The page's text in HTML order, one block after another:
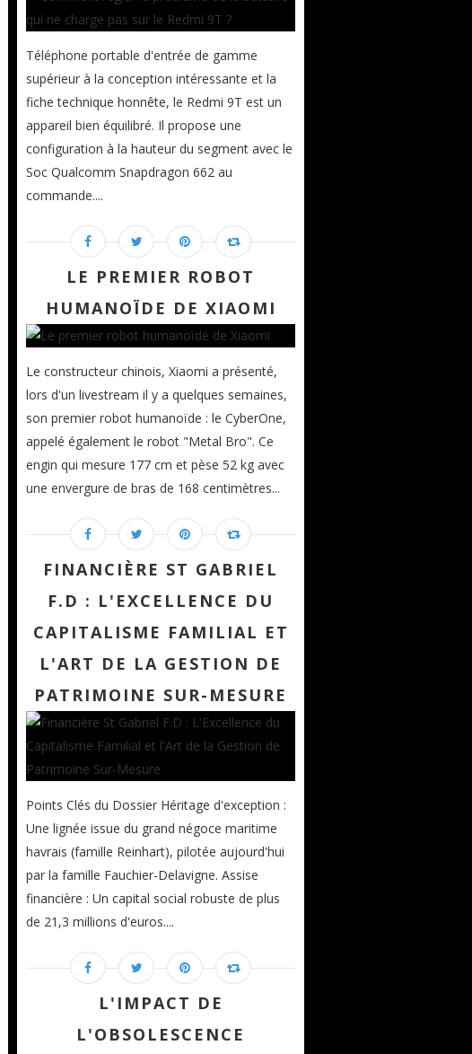
Téléphone portable d'entrée de gamme
supérieur à la conception intéressante et la
fiche technique honnête, le Redmi 9T est un
appareil bien équilibré. Il propose une
configuration à la hauteur du segment avec le
Soc Qualcomm Snapdragon 662 au
commande....
LE PREMIER ROBOT
HUMANOÏDE DE XIAOMI
Le constructeur chinois, Xiaomi a présenté,
lors d'un livestream il y a quelques semaines,
son premier robot humanoïde : le CyberOne,
appelé également le robot "Metal Bro". Ce
engin qui mesure 177 cm et pèse 52 kg avec
une envergure de bras de 168 centimètres...
FINANCIÈRE ST GABRIEL
F.D : L'EXCELLENCE DU
CAPITALISME FAMILIAL ET
L'ART DE LA GESTION DE
PATRIMOINE SUR-MESURE
Points Clés du Dossier Héritage d'exception :
Une lignée issue du grand négoce maritime
havrais (famille Reinhart), pilotée aujourd'hui
par la famille Fauchier-Delavigne. Assise
financière : Un capital social robuste de plus
de 21,3 millions d'euros....
L'IMPACT DE
L'OBSOLESCENCE